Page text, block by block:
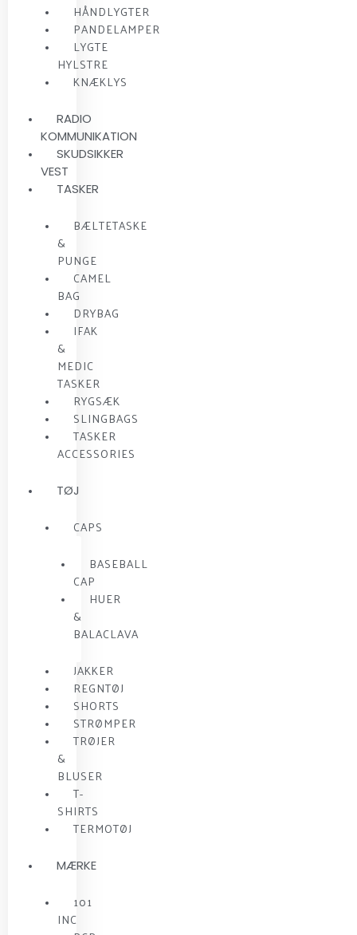
HÅNDLYGTER
PANDELAMPER
LYGTE
HYLSTRE
KNÆKLYS
RADIO
KOMMUNIKATION
SKUDSIKKER
VEST
TASKER
BÆLTETASKE
&
PUNGE
CAMEL
BAG
DRYBAG
IFAK
&
MEDIC
TASKER
RYGSÆK
SLINGBAGS
TASKER
ACCESSORIES
TØJ
CAPS
BASEBALL
CAP
HUER
&
BALACLAVA
JAKKER
REGNTØJ
SHORTS
STRØMPER
TRØJER
&
BLUSER
T-
SHIRTS
TERMOTØJ
MÆRKE
101
INC